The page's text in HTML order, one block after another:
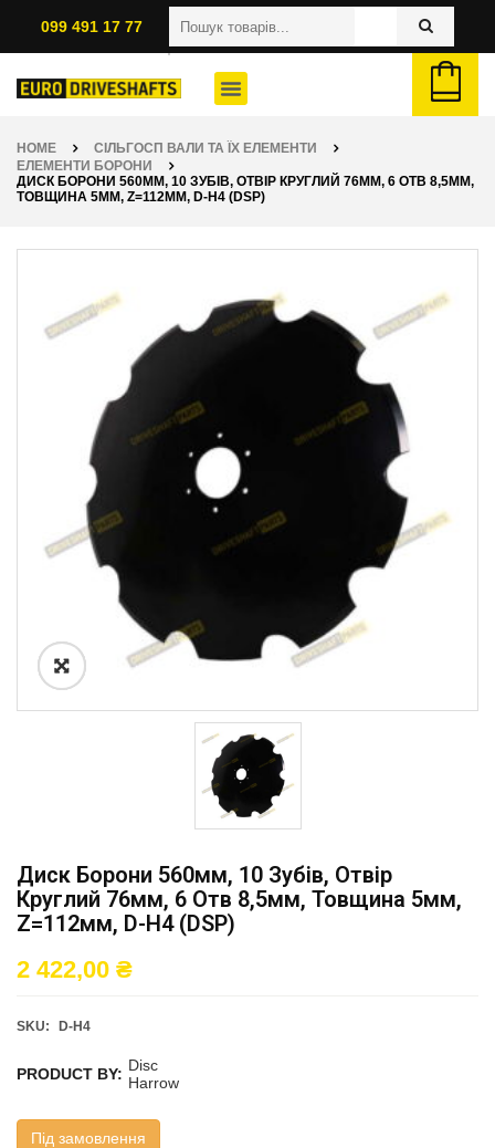
099 491 17 77
HOME
СІЛЬГОСП ВАЛИ ТА ЇХ ЕЛЕМЕНТИ
ЕЛЕМЕНТИ БОРОНИ
ДИСК БОРОНИ 560ММ, 10 ЗУБІВ, ОТВІР КРУГЛИЙ 76ММ, 6 ОТВ 8,5ММ,
ТОВЩИНА 5ММ, Z=112ММ, D-H4 (DSP)
Диск Борони 560мм, 10 Зубів, Отвір
Круглий 76мм, 6 Отв 8,5мм, Товщина 5мм,
Z=112мм, D-H4 (DSP)
2 422,00 ₴
SKU: D-H4
PRODUCT BY: Disc
Harrow
Під замовлення